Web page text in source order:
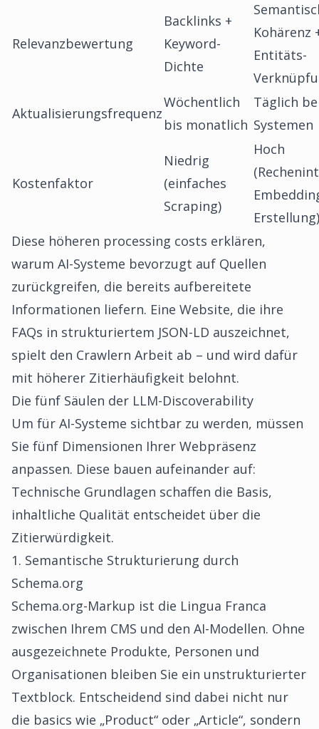
Relevanzbewertung
Backlinks +
Keyword-
Dichte
Kohärenz
Entitäts-
Aktualisierungsfrequenz
Wöchentlich
bis monatlich
Täglich
Systemen
Kostenfaktor
Niedrig
(einfaches
Scraping)
Hoch
Erstellung)
Diese höheren processing costs erklären,
warum AI-Systeme bevorzugt auf Quellen
zurückgreifen, die bereits aufbereitete
Informationen liefern. Eine Website, die ihre
FAQs in strukturiertem JSON-LD auszeichnet,
spielt den Crawlern Arbeit ab – und wird dafür
mit höherer Zitierhäufigkeit belohnt.
Die fünf Säulen der LLM-Discoverability
Um für AI-Systeme sichtbar zu werden, müssen
Sie fünf Dimensionen Ihrer Webpräsenz
anpassen. Diese bauen aufeinander auf:
Technische Grundlagen schaffen die Basis,
inhaltliche Qualität entscheidet über die
Zitierwürdigkeit.
1. Semantische Strukturierung durch
Schema.org
Schema.org-Markup ist die Lingua Franca
zwischen Ihrem CMS und den AI-Modellen. Ohne
ausgezeichnete Produkte, Personen und
Organisationen bleiben Sie ein unstrukturierter
Textblock. Entscheidend sind dabei nicht nur
die basics wie „Product“ oder „Article“, sondern